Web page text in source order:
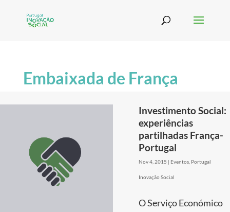
Embaixada de França
Investimento Social:
experiências
partilhadas França-
Portugal
Nov 4, 2015 | Eventos Portugal
Inovação Social
O Serviço Económico